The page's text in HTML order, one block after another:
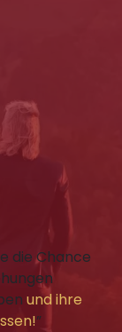
die Chance
und ihre
”